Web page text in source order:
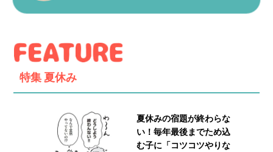
特集 夏休み
夏休みの宿題が終わらな
い！毎年最後までため込
む子に「コツコツやりな